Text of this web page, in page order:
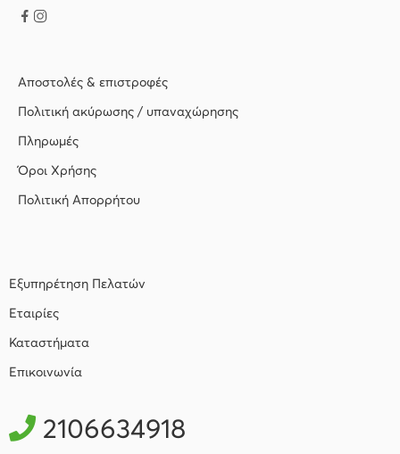
Αποστολές & επιστροφές
Πολιτική ακύρωσης / υπαναχώρησης
Πληρωμές
Όροι Χρήσης
Πολιτική Απορρήτου
Εξυπηρέτηση Πελατών
Εταιρίες
Καταστήματα
Επικοινωνία
2106634918